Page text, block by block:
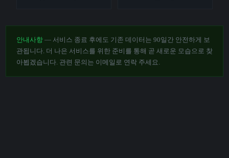
안내사항 — 서비스 종료 후에도 기존 데이터는 90일간 안전하게 보
관됩니다. 더 나은 서비스를 위한 준비를 통해 곧 새로운 모습으로 찾
아뵙겠습니다. 관련 문의는 이메일로 연락 주세요.